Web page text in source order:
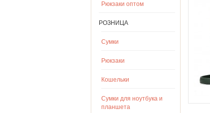
Рюкзаки оптом
РОЗНИЦА
Сумки
Рюкзаки
Кошельки
Сумки для ноутбука и
планшета